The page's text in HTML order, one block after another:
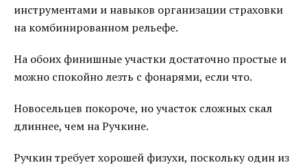
инструментами и навыков организации страховки
на комбинированном рельефе.
На обоих финишные участки достаточно простые и
можно спокойно лезть с фонарями, если что.
Новосельцев покороче, но участок сложных скал
длиннее, чем на Ручкине.
Ручкин требует хорошей физухи, поскольку один из